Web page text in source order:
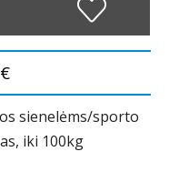
sienelėms/sporto
iki 100kg